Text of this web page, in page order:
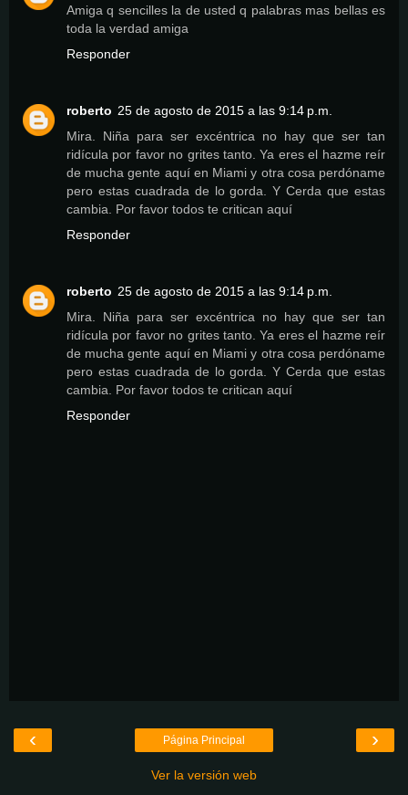
Amiga q sencilles la de usted q palabras mas bellas es
toda la verdad amiga
Responder
roberto 25 de agosto de 2015 a las 9:14 p.m.
Mira. Niña para ser excéntrica no hay que ser tan
ridícula por favor no grites tanto. Ya eres el hazme reír
de mucha gente aquí en Miami y otra cosa perdóname
pero estas cuadrada de lo gorda. Y Cerda que estas
cambia. Por favor todos te critican aquí
Responder
roberto 25 de agosto de 2015 a las 9:14 p.m.
Mira. Niña para ser excéntrica no hay que ser tan
ridícula por favor no grites tanto. Ya eres el hazme reír
de mucha gente aquí en Miami y otra cosa perdóname
pero estas cuadrada de lo gorda. Y Cerda que estas
cambia. Por favor todos te critican aquí
Responder
‹ ›
Página Principal
Ver la versión web